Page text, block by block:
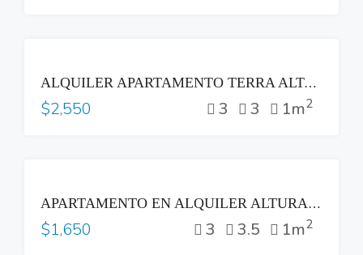
ALQUILER APARTAMENTO TERRA ALTA COLONIA ESCALÓN SAN SALVADOR
$2,550 3 3 1m2
APARTAMENTO EN ALQUILER ALTURAS DEL BOSQUE NUEVO CUSCATLAN
$1,650 3 3.5 1m2